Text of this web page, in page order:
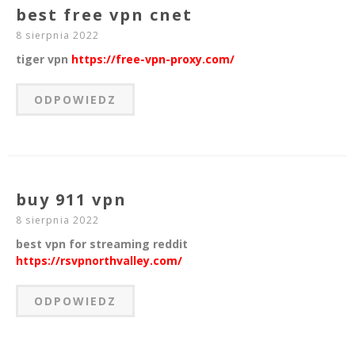
best free vpn cnet
8 sierpnia 2022
tiger vpn https://free-vpn-proxy.com/
ODPOWIEDZ
buy 911 vpn
8 sierpnia 2022
best vpn for streaming reddit
https://rsvpnorthvalley.com/
ODPOWIEDZ